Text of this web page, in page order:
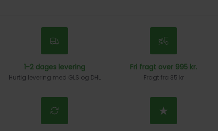
1-2 dages levering
Hurtig levering med GLS og DHL
Fri fragt over 995 kr.
Fragt fra 35 kr